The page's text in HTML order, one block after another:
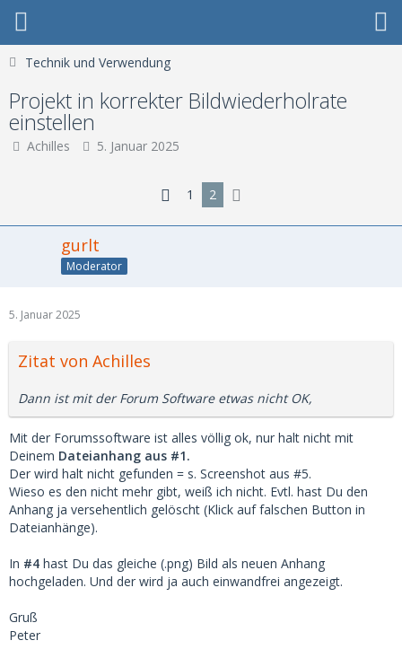
Technik und Verwendung
Projekt in korrekter Bildwiederholrate
einstellen
Achilles 5. Januar 2025
1 2
gurlt
Moderator
5. Januar 2025
Zitat von Achilles
Dann ist mit der Forum Software etwas nicht OK,
Mit der Forumssoftware ist alles völlig ok, nur halt nicht mit
Deinem Dateianhang aus #1.
Der wird halt nicht gefunden = s. Screenshot aus #5.
Wieso es den nicht mehr gibt, weiß ich nicht. Evtl. hast Du den
Anhang ja versehentlich gelöscht (Klick auf falschen Button in
Dateianhänge).
In #4 hast Du das gleiche (.png) Bild als neuen Anhang
hochgeladen. Und der wird ja auch einwandfrei angezeigt.
Gruß
Peter